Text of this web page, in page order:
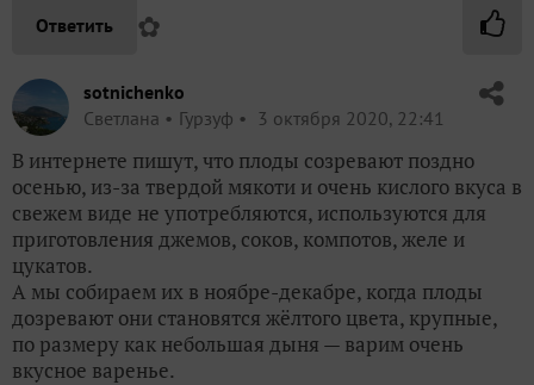
Ответить ✿
sotnichenko
Светлана
Гурзуф 3 октября 2020, 22:41
В интернете пишут, что плоды созревают поздно
осенью, из-за твердой мякоти и очень кислого вкуса в
свежем виде не употребляются, используются для
приготовления джемов, соков, компотов, желе и
цукатов.
А мы собираем их в ноябре-декабре, когда плоды
дозревают они становятся жёлтого цвета, крупные,
по размеру как небольшая дыня — варим очень
вкусное варенье.